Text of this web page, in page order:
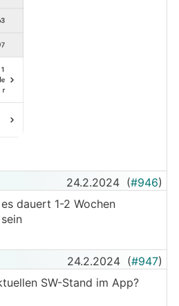
24.2.2024 (#946)
dauert 1-2 Wochen
24.2.2024 (#947)
SW-Stand im App?